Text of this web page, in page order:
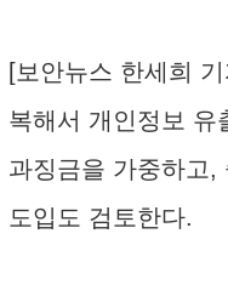
[보안뉴스 한세희
복해서 개인정보 유
과징금을 가중하고,
도입도 검토한다.